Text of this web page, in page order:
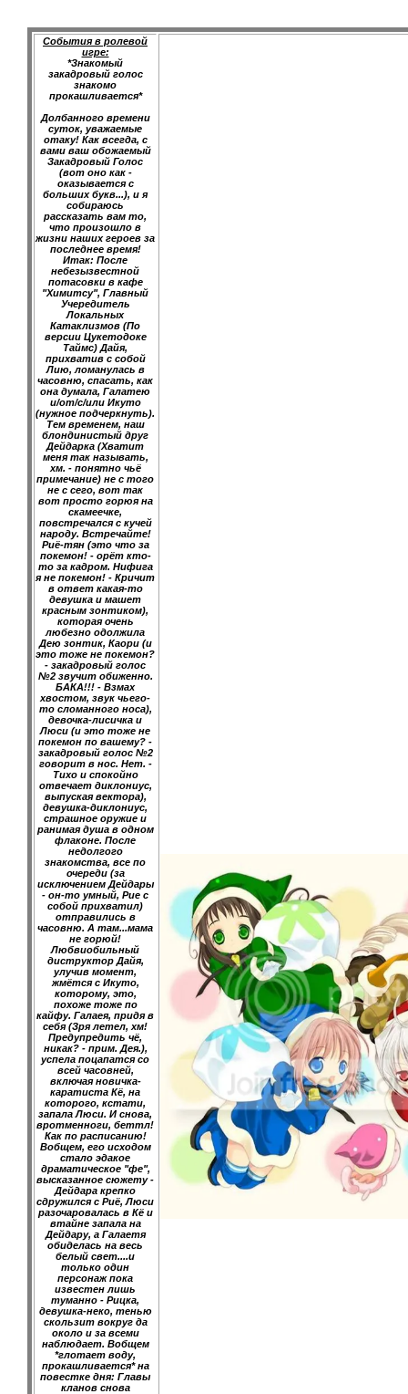
События в ролевой
игре:
*Знакомый
закадровый голос
знакомо
прокашливается*
Долбанного времени
суток, уважаемые
отаку! Как всегда, с
вами ваш обожаемый
Закадровый Голос
(вот оно как -
оказывается с
больших букв...), и я
собираюсь
рассказать вам то,
что произошло в
жизни наших героев за
последнее время!
Итак: После
небезызвестной
потасовки в кафе
"Химитсу", Главный
Учередитель
Локальных
Катаклизмов (По
версии Цукетодоке
Таймс) Дайя,
прихватив с собой
Лию, ломанулась в
часовню, спасать, как
она думала, Галатею
и/от/с/или Икуто
(нужное подчеркнуть).
Тем временем, наш
блондинистый друг
Дейдарка (Хватит
меня так называть,
хм. - понятно чьё
примечание) не с того
не с сего, вот так
вот просто горюя на
скамеечке,
повстречался с кучей
народу. Встречайте!
Риё-тян (это что за
покемон! - орёт кто-
то за кадром. Нифига
я не покемон! - Кричит
в ответ какая-то
девушка и машет
красным зонтиком),
которая очень
любезно одолжила
Дею зонтик, Каори (и
это тоже не покемон?
- закадровый голос
№2 звучит обиженно.
БАКА!!! - Взмах
хвостом, звук чьего-
то сломанного носа),
девочка-лисичка и
Люси (и это тоже не
покемон по вашему? -
закадровый голос №2
говорит в нос. Нет. -
Тихо и спокойно
отвечает диклониус,
выпуская вектора),
девушка-диклониус,
страшное оружие и
ранимая душа в одном
флаконе. После
недолгого
знакомства, все по
очереди (за
исключением Дейдары
- он-то умный, Рие с
собой прихватил)
отправились в
часовню. А там...мама
не горюй!
Любвиобильный
диструктор Дайя,
улучив момент,
жмётся с Икуто,
которому, это,
похоже тоже по
кайфу. Галаея, придя в
себя (Зря летел, хм!
Предупредить чё,
никак? - прим. Дея.),
успела поцапатся со
всей часовней,
включая новичка-
каратиста Кё, на
которого, кстати,
запала Люси. И снова,
вротменноги, беттл!
Как по расписанию!
Вобщем, его исходом
стало эдакое
драматическое "фе",
высказанное сюжету -
Дейдара крепко
сдружился с Риё, Люси
разочаровалась в Кё и
втайне запала на
Дейдару, а Галаетя
обиделась на весь
белый свет....и
только один
персонаж пока
известен лишь
туманно - Рицка,
девушка-неко, тенью
скользит вокруг да
около и за всеми
наблюдает. Вобщем
*глотает воду,
прокашливается* на
повестке дня: Главы
кланов снова